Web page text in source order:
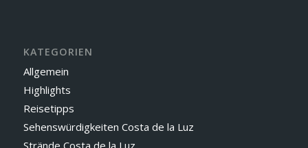
KATEGORIEN
Allgemein
Highlights
Reisetipps
Sehenswürdigkeiten Costa de la Luz